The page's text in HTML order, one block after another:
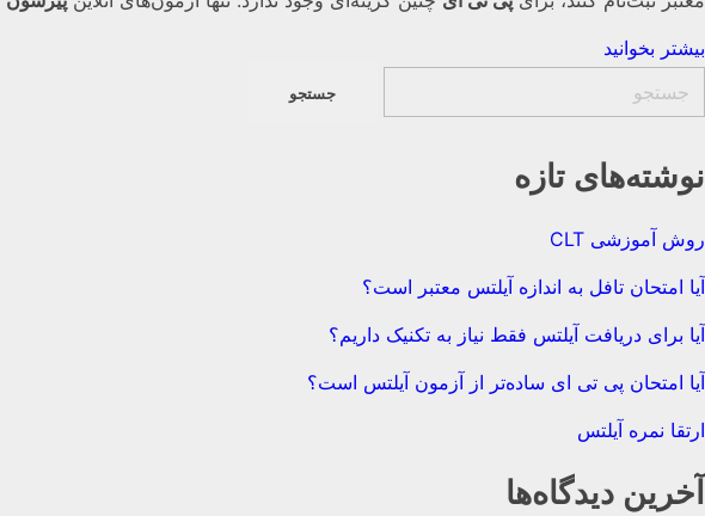
بیشتر بخوانید
نوشته‌های تازه
روش آموزشی CLT
آیا امتحان تافل به اندازه آیلتس معتبر است؟
آیا برای دریافت آیلتس فقط نیاز به تکنیک داریم؟
آیا امتحان پی تی ای ساده‌تر از آزمون آیلتس است؟
ارتقا نمره آیلتس
آخرین دیدگاه‌ها